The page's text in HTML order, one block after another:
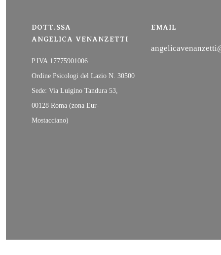
DOTT.SSA
ANGELICA VENANZETTI
EMAIL
P.IVA 17775901006
Ordine Psicologi del Lazio N. 30500
Sede: Via Luigino Tandura 53,
00128 Roma (zona Eur-
Mostacciano)